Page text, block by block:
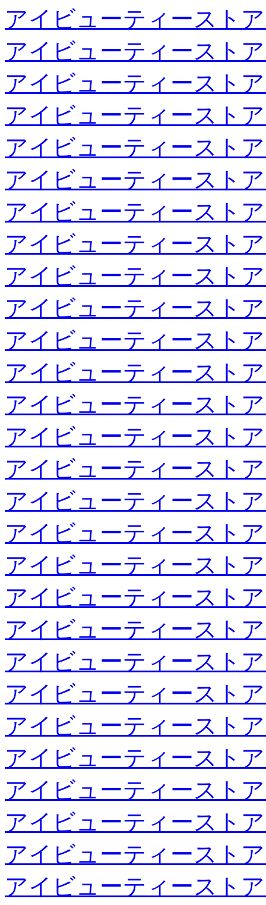
アイビューティースト
アイビューティースト
アイビューティースト
アイビューティースト
アイビューティースト
アイビューティースト
アイビューティースト
アイビューティースト
アイビューティースト
アイビューティースト
アイビューティースト
アイビューティースト
アイビューティースト
アイビューティースト
アイビューティースト
アイビューティースト
アイビューティースト
アイビューティースト
アイビューティースト
アイビューティースト
アイビューティースト
アイビューティースト
アイビューティースト
アイビューティースト
アイビューティースト
アイビューティースト
アイビューティースト
アイビューティースト